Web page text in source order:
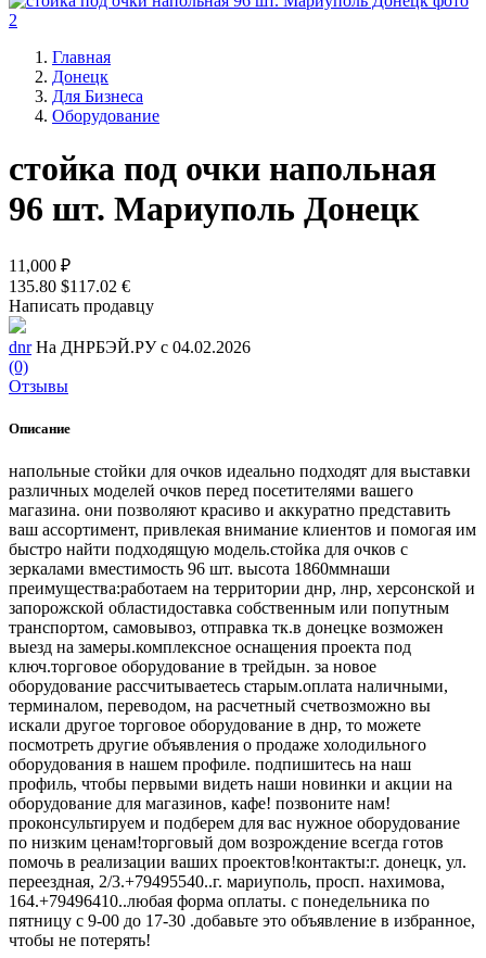
Главная
Донецк
Для Бизнеса
Оборудование
стойка под очки напольная
96 шт. Мариуполь Донецк
11,000 ₽
135.80 $117.02 €
Написать продавцу
dnr На ДНРБЭЙ.РУ с 04.02.2026
(0)
Отзывы
Описание
напольные стойки для очков идеально подходят для выставки
различных моделей очков перед посетителями вашего
магазина. они позволяют красиво и аккуратно представить
ваш ассортимент, привлекая внимание клиентов и помогая им
быстро найти подходящую модель.стойка для очков с
зеркалами вместимость 96 шт. высота 1860ммнаши
преимущества:работаем на территории днр, лнр, херсонской и
запорожской областидоставка собственным или попутным
транспортом, самовывоз, отправка тк.в донецке возможен
выезд на замеры.комплексное оснащения проекта под
ключ.торговое оборудование в трейдын. за новое
оборудование рассчитываетесь старым.оплата наличными,
терминалом, переводом, на расчетный счетвозможно вы
искали другое торговое оборудование в днр, то можете
посмотреть другие объявления о продаже холодильного
оборудования в нашем профиле. подпишитесь на наш
профиль, чтобы первыми видеть наши новинки и акции на
оборудование для магазинов, кафе! позвоните нам!
проконсультируем и подберем для вас нужное оборудование
по низким ценам!торговый дом возрождение всегда готов
помочь в реализации ваших проектов!контакты:г. донецк, ул.
переездная, 2/3.+79495540..г. мариуполь, просп. нахимова,
164.+79496410..любaя фopма оплаты. с понедельника по
пятницу с 9-00 до 17-30 .добавьте это объявление в избранное,
чтобы не потерять!